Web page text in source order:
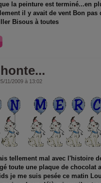
la peinture est terminé...en
il y avait de vent Bon pas
Bisous à toutes
11/2009 à 13:02
tellement mal avec l'histoire
toute une plaque de chocolat
je me suis pesée ce matin